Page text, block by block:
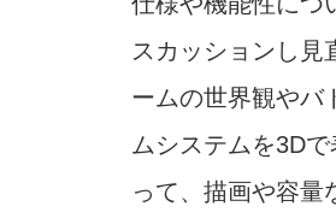
スカッションし見
ームの世界観やバ
ムシステムを3D
って、描画や容量